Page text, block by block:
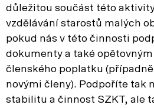
důležitou součást této
vzdělávání starostů malých
pokud nás v této činnosti
dokumenty a také
členského poplatku
novými členy). Podpoříte tak
stabilitu a činnost SZKT, ale